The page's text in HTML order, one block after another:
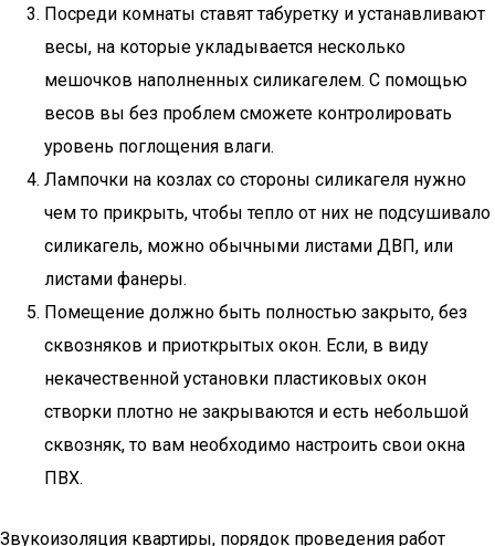
Посреди комнаты ставят табуретку и устанавливают
весы, на которые укладывается несколько
мешочков наполненных силикагелем. С помощью
весов вы без проблем сможете контролировать
уровень поглощения влаги.
Лампочки на козлах со стороны силикагеля нужно
чем то прикрыть, чтобы тепло от них не подсушивало
силикагель, можно обычными листами ДВП, или
листами фанеры.
Помещение должно быть полностью закрыто, без
сквозняков и приоткрытых окон. Если, в виду
некачественной установки пластиковых окон
створки плотно не закрываются и есть небольшой
сквозняк, то вам необходимо настроить свои окна
ПВХ.
Звукоизоляция квартиры, порядок проведения работ